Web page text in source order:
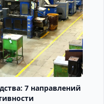
7 направлений